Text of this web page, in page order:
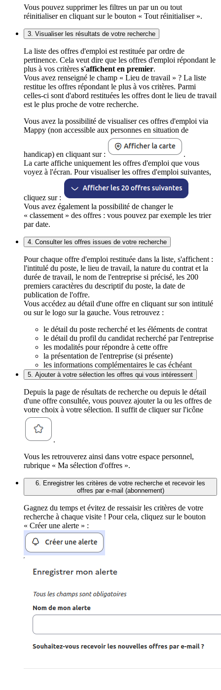
Vous pouvez supprimer les filtres un par un ou tout
réinitialiser en cliquant sur le bouton « Tout réinitialiser ».
3. Visualiser les résultats de votre recherche
La liste des offres d'emploi est restituée par ordre de
pertinence. Cela veut dire que les offres d'emploi répondant le
plus à vos critères s'affichent en premier.
Vous avez renseigné le champ « Lieu de travail » ? La liste
restitue les offres répondant le plus à vos critères. Parmi
celles-ci sont d'abord restituées les offres dont le lieu de travail
est le plus proche de votre recherche.
Vous avez la possibilité de visualiser ces offres d'emploi via
Mappy (non accessible aux personnes en situation de
handicap) en cliquant sur :
.
La carte affiche uniquement les offres d'emploi que vous
voyez à l'écran. Pour visualiser les offres d'emploi suivantes,
cliquez sur :
Vous avez également la possibilité de changer le
« classement » des offres : vous pouvez par exemple les trier
par date.
4. Consulter les offres issues de votre recherche
Pour chaque offre d'emploi restituée dans la liste, s'affichent :
l'intitulé du poste, le lieu de travail, la nature du contrat et la
durée de travail, le nom de l'entreprise si précisé, les 200
premiers caractères du descriptif du poste, la date de
publication de l'offre.
Vous accédez au détail d'une offre en cliquant sur son intitulé
ou sur le logo sur la gauche. Vous retrouvez :
le détail du poste recherché et les éléments de contrat
le détail du profil du candidat recherché par l'entreprise
les modalités pour répondre à cette offre
la présentation de l'entreprise (si présente)
les informations complémentaires le cas échéant
5. Ajouter à votre sélection les offres qui vous intéressent
Depuis la page de résultats de recherche ou depuis le détail
d'une offre consultée, vous pouvez ajouter la ou les offres de
votre choix à votre sélection. Il suffit de cliquer sur l'icône
.
Vous les retrouverez ainsi dans votre espace personnel,
rubrique « Ma sélection d'offres ».
6. Enregistrer les critères de votre recherche et recevoir les
offres par e-mail (abonnement)
Gagnez du temps et évitez de ressaisir les critères de votre
recherche à chaque visite ! Pour cela, cliquez sur le bouton
« Créer une alerte » :